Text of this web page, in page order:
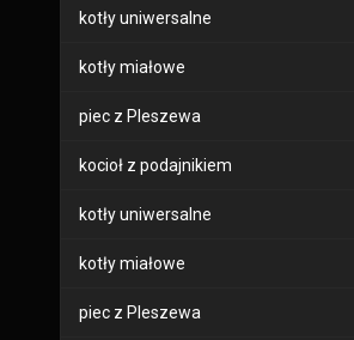
kotły uniwersalne
kotły miałowe
piec z Pleszewa
kocioł z podajnikiem
kotły uniwersalne
kotły miałowe
piec z Pleszewa